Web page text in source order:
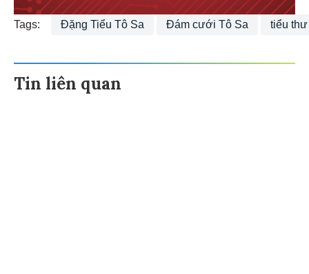
Tags: Đặng Tiểu Tô Sa Đám cưới Tô Sa tiểu
Tin liên quan